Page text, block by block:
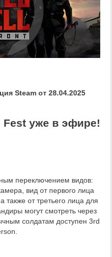
Steam от 28.04.2025
Fest уже в эфире!
переключением видов:
вид от первого лица
также от третьего лица для
могут смотреть через
солдатам доступен 3rd